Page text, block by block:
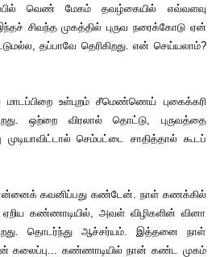
மேகம் தவழ்கையில் எவ்வளவு
சிவந்த முகத்தில் புருவ நரைக்கோடு ஏன்
தப்பாவே தெரிகிறது. என் செய்யலாம்?
உள்புறம் சீமெண்ணெய் புகைக்கரி
ஒற்றை விரலால் தொட்டு, புருவத்தை
முடியாவிட்டால் செம்பட்டை சாதித்தால் கூடப்
கவனிப்பது கண்டேன். நாள் கணக்கில்
கண்ணாடியில், அவள் விழிகளின் வினா
தொடர்ந்து ஆச்சர்யம். இத்தனை நாள்
கலைப்பு... கண்ணாடியில் நான் கண்ட முகம்